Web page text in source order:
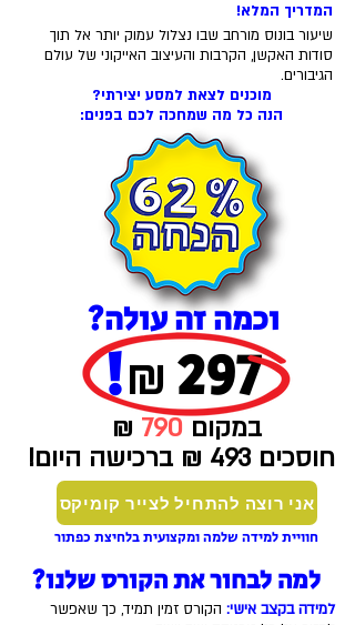
אני רוצה להתחיל לצייר קומיקס
המדריך המלא!
שיעור בונוס מורחב שבו נצלול עמוק יותר אל תוך
סודות האקשן, הקרבות והעיצוב האייקוני של עולם
הגיבורים.
מוכנים לצאת למסע יצירתי?
הנה כל מה שמחכה לכם בפנים:
וכמה זה עולה?
חוסכים 493 ₪ ברכישה היום!
297
₪
!
במקום790
₪
אני רוצה להתחיל לצייר קומיקס
חוויית למידה שלמה ומקצועית בלחיצת כפתור
למה לבחור את הקורס שלנו?
למידה בקצב אישי: הקורס זמין תמיד, כך שאפשר